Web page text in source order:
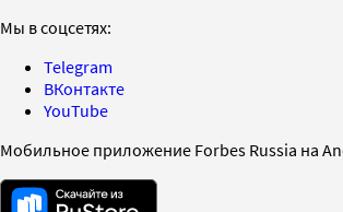
Мы в соцсетях:
Telegram
ВКонтакте
YouTube
Мобильное приложение Forbes Russia на